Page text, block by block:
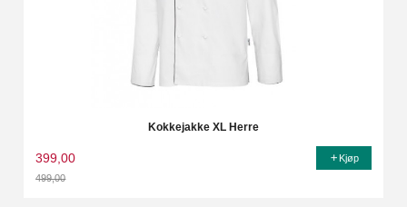
Kokkejakke XL Herre
399,00
499,00
Kjøp